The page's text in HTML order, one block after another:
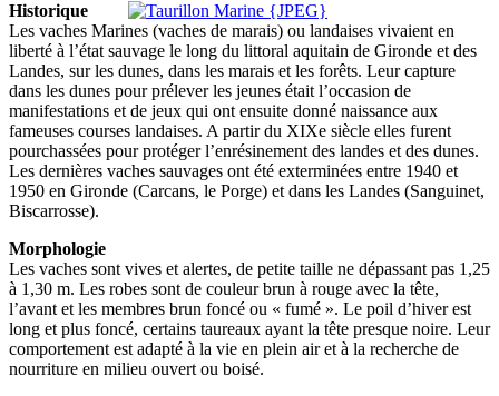
Historique
Les vaches Marines (vaches de marais) ou landaises vivaient en
liberté à l’état sauvage le long du littoral aquitain de Gironde et des
Landes, sur les dunes, dans les marais et les forêts. Leur capture
dans les dunes pour prélever les jeunes était l’occasion de
manifestations et de jeux qui ont ensuite donné naissance aux
fameuses courses landaises. A partir du XIXe siècle elles furent
pourchassées pour protéger l’enrésinement des landes et des dunes.
Les dernières vaches sauvages ont été exterminées entre 1940 et
1950 en Gironde (Carcans, le Porge) et dans les Landes (Sanguinet,
Biscarrosse).
Morphologie
Les vaches sont vives et alertes, de petite taille ne dépassant pas 1,25
à 1,30 m. Les robes sont de couleur brun à rouge avec la tête,
l’avant et les membres brun foncé ou « fumé ». Le poil d’hiver est
long et plus foncé, certains taureaux ayant la tête presque noire. Leur
comportement est adapté à la vie en plein air et à la recherche de
nourriture en milieu ouvert ou boisé.